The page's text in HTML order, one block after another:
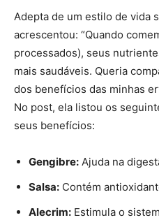
Adepta de um estilo de vida
acrescentou: “Quando
processados), seus
mais saudáveis. Queria
dos benefícios das minhas
No post, ela listou os
seus benefícios:
Gengibre: Ajuda na
Salsa: Contém
Alecrim: Estimula o